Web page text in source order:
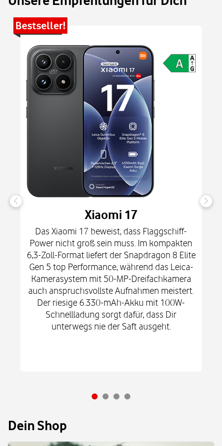
Bestseller!
Xiaomi 17
Das Xiaomi 17 beweist, dass Flaggschiff-
Power nicht groß sein muss. Im kompakten
6,3-Zoll-Format liefert der Snapdragon 8 Elite
Gen 5 top Performance, während das Leica-
Kamerasystem mit 50-MP-Dreifachkamera
auch anspruchsvollste Aufnahmen meistert.
Der riesige 6.330-mAh-Akku mit 100W-
Schnellladung sorgt dafür, dass Dir
unterwegs nie der Saft ausgeht.
Dein Shop